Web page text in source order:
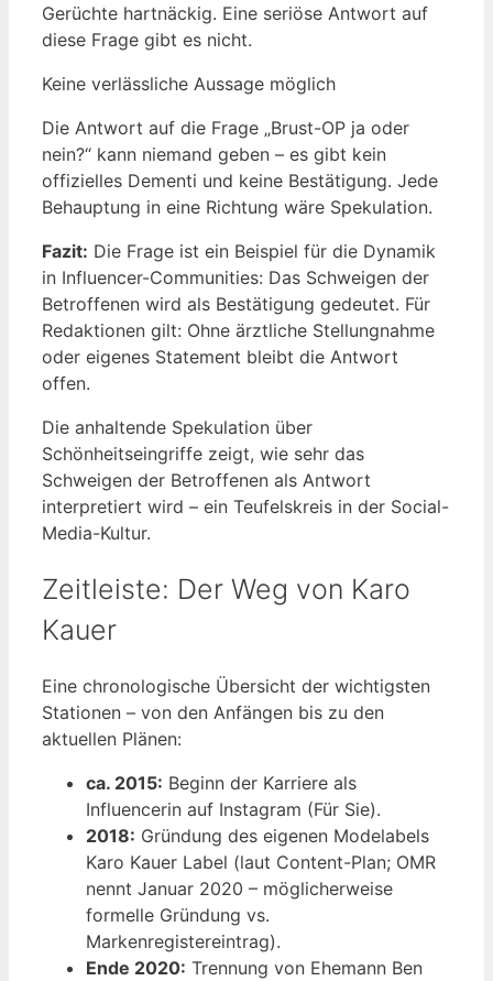
Gerüchte hartnäckig. Eine seriöse Antwort auf
diese Frage gibt es nicht.
Keine verlässliche Aussage möglich
Die Antwort auf die Frage „Brust-OP ja oder
nein?“ kann niemand geben – es gibt kein
offizielles Dementi und keine Bestätigung. Jede
Behauptung in eine Richtung wäre Spekulation.
Fazit: Die Frage ist ein Beispiel für die Dynamik
in Influencer-Communities: Das Schweigen der
Betroffenen wird als Bestätigung gedeutet. Für
Redaktionen gilt: Ohne ärztliche Stellungnahme
oder eigenes Statement bleibt die Antwort
offen.
Die anhaltende Spekulation über
Schönheitseingriffe zeigt, wie sehr das
Schweigen der Betroffenen als Antwort
interpretiert wird – ein Teufelskreis in der Social-
Media-Kultur.
Zeitleiste: Der Weg von Karo
Kauer
Eine chronologische Übersicht der wichtigsten
Stationen – von den Anfängen bis zu den
aktuellen Plänen:
ca. 2015: Beginn der Karriere als
Influencerin auf Instagram (Für Sie).
2018: Gründung des eigenen Modelabels
Karo Kauer Label (laut Content-Plan; OMR
nennt Januar 2020 – möglicherweise
formelle Gründung vs.
Markenregistereintrag).
Ende 2020: Trennung von Ehemann Ben